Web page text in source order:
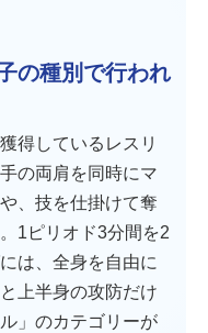
の種別で行われ
得しているレスリ
の両肩を同時にマ
、技を仕掛けて奪
1ピリオド3分間を2
は、全身を自由に
上半身の攻防だけ
」のカテゴリーが